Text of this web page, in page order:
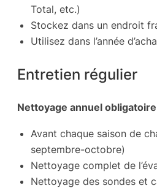
Total, etc.)
Stockez dans un endroit
Utilisez dans l’année
Entretien régulier
Nettoyage annuel
Avant chaque saison de
septembre-octobre)
Nettoyage complet de
Nettoyage des sondes et